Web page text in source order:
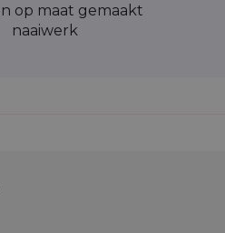
op maat gemaakt
naaiwerk